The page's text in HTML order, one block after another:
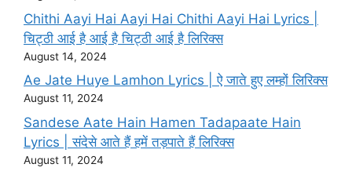
Chithi Aayi Hai Aayi Hai Chithi Aayi Hai Lyrics |
चिट्ठी आई है आई है चिट्ठी आई है लिरिक्स
August 14, 2024
Ae Jate Huye Lamhon Lyrics | ऐ जाते हुए लम्हों लिरिक्स
August 11, 2024
Sandese Aate Hain Hamen Tadapaate Hain
Lyrics | संदेसे आते हैं हमें तड़पाते हैं लिरिक्स
August 11, 2024